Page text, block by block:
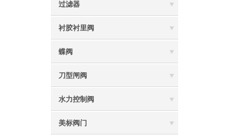
过滤器
衬胶衬里阀
蝶阀
刀型闸阀
水力控制阀
美标阀门